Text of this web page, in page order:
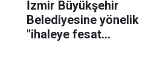
İzmir Büyükşehir
Belediyesine yönelik
"ihaleye fesat